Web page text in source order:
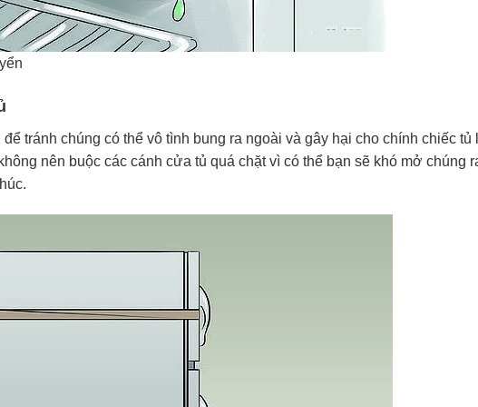
tránh chúng có thể vô tình bung ra ngoài và gây hại cho chính chiếc tủ
nên buộc các cánh cửa tủ quá chặt vì có thể bạn sẽ khó mở chúng